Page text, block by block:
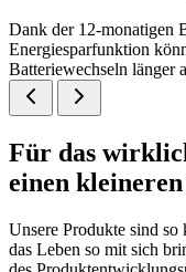
Dank der 12-monatigen
Energiesparfunktion
Batteriewechseln länger
Für das
einen
Unsere Produkte sind so
das Leben so mit sich